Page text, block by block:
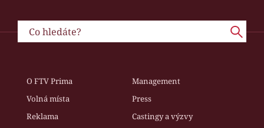
O FTV Prima
Management
Volná místa
Press
Reklama
Castingy a výzvy